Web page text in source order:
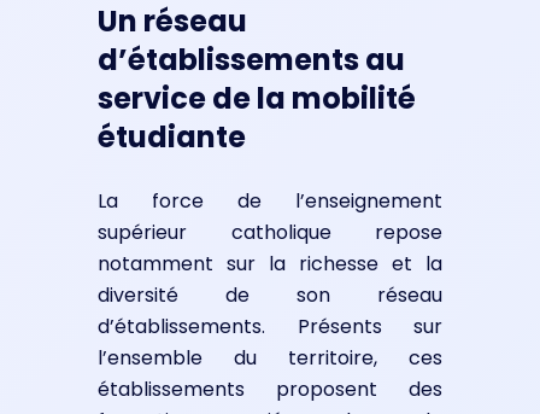
Un réseau
d’établissements au
service de la mobilité
étudiante
La force de l’enseignement
supérieur catholique repose
notamment sur la richesse et la
diversité de son réseau
d’établissements. Présents sur
l’ensemble du territoire, ces
établissements proposent des